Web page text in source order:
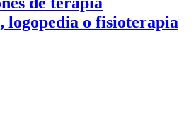
logopedia o fisioterapia